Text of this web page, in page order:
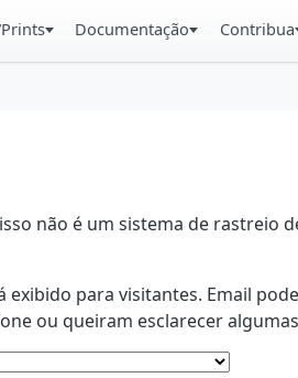
Documentação Contribua
não é um sistema de rastreio
para visitantes. Email
ou queiram esclarecer